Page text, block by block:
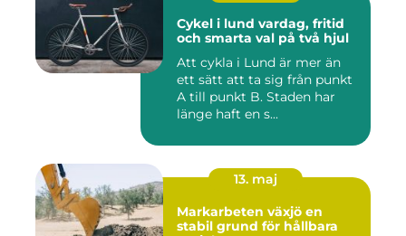
Cykel i lund vardag, fritid
och smarta val på två hjul
Att cykla i Lund är mer än
ett sätt att ta sig från punkt
A till punkt B. Staden har
länge haft en s...
13. maj
Markarbeten växjö en
stabil grund för hållbara